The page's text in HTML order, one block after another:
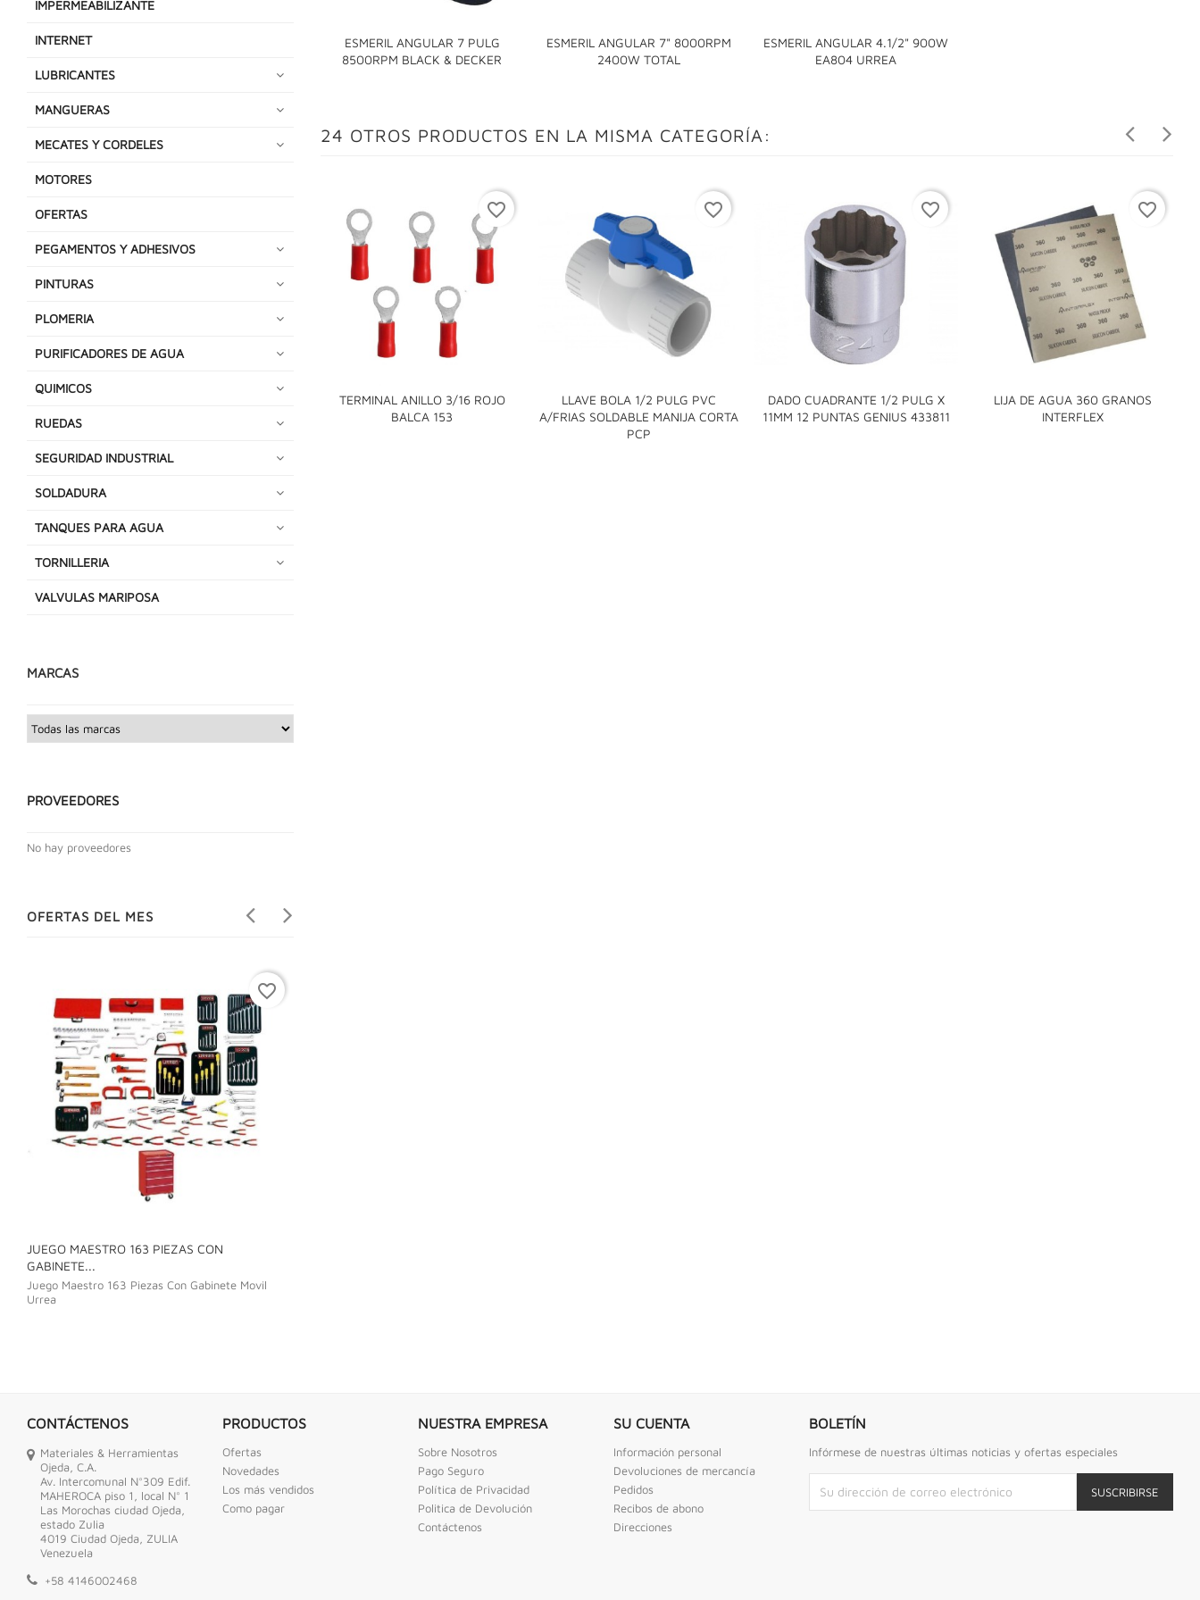
IMPERMEABILIZANTE
INTERNET
LUBRICANTES
MANGUERAS
MECATES Y CORDELES
MOTORES
OFERTAS
PEGAMENTOS Y ADHESIVOS
PINTURAS
PLOMERIA
PURIFICADORES DE AGUA
QUIMICOS
RUEDAS
SEGURIDAD INDUSTRIAL
SOLDADURA
TANQUES PARA AGUA
TORNILLERIA
VALVULAS MARIPOSA
MARCAS
PROVEEDORES
No hay proveedores
OFERTAS DEL MES
JUEGO MAESTRO 163 PIEZAS CON
GABINETE...
Juego Maestro 163 Piezas Con Gabinete Movil
Urrea
favorite_border
ESMERIL ANGULAR 7 PULG
8500RPM BLACK & DECKER

ESMERIL ANGULAR 7" 8000RPM
2400W TOTAL

ESMERIL ANGULAR 4.1/2" 900W
EA804 URREA

24 OTROS PRODUCTOS EN LA MISMA CATEGORÍA:
TERMINAL ANILLO 3/16 ROJO
BALCA 153

favorite_border
LLAVE BOLA 1/2 PULG PVC
A/FRIAS SOLDABLE MANIJA CORTA
PCP

favorite_border
DADO CUADRANTE 1/2 PULG X
11MM 12 PUNTAS GENIUS 433811

favorite_border
LIJA DE AGUA 360 GRANOS
INTERFLEX

favorite_border
CONTÁCTENOS
Materiales & Herramientas
Ojeda, C.A.
Av. Intercomunal N°309 Edif.
MAHEROCA piso 1, local N° 1
Las Morochas ciudad Ojeda,
estado Zulia
4019 Ciudad Ojeda, ZULIA
Venezuela
+58 4146002468
PRODUCTOS
Ofertas
Novedades
Los más vendidos
Como pagar
NUESTRA EMPRESA
Sobre Nosotros
Pago Seguro
Política de Privacidad
Politica de Devolución
Contáctenos
SU CUENTA
Información personal
Devoluciones de mercancía
Pedidos
Recibos de abono
Direcciones
BOLETÍN
Infórmese de nuestras últimas noticias y ofertas especiales